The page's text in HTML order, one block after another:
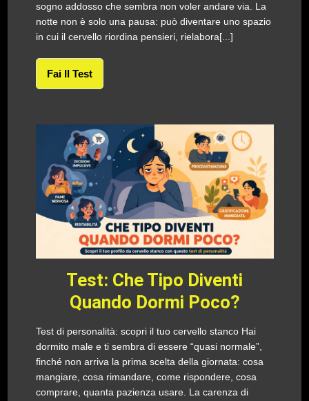
sogno addosso che sembra non voler andare via. La
notte non è solo una pausa: può diventare uno spazio
in cui il cervello riordina pensieri, rielabora[...]
Fai Il Test
Test: Che Tipo Diventi
Quando Dormi Poco?
Test di personalità: scopri il tuo cervello stanco Hai
dormito male e ti sembra di essere “quasi normale”,
finché non arriva la prima scelta della giornata: cosa
mangiare, cosa rimandare, come rispondere, cosa
comprare, quanta pazienza usare. La carenza di